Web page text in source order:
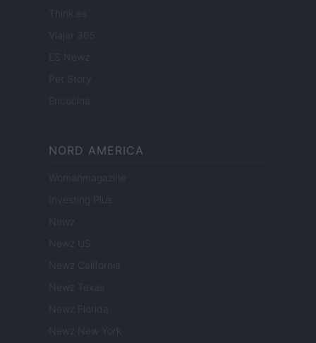
Think.es
Viajar 365
ES Newz
Encocina
NORD AMERICA
Womanmagazine
Investing Plus
Newz
Newz US
Newz California
Newz Texas
Newz Florida
Newz New York